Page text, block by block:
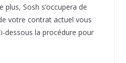
Sosh s’occupera de
votre contrat actuel vous
dessous la procédure pour